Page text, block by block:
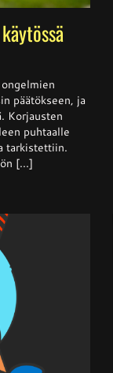
päätökseen, ja
Korjausten
puhtaalle
tarkistettiin.
[...]